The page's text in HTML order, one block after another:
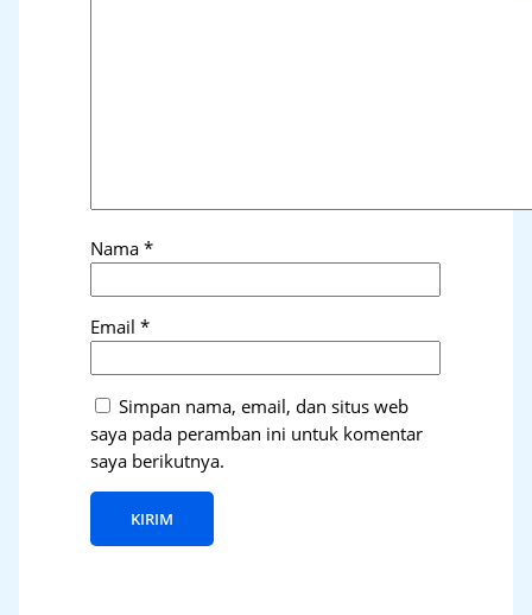
Nama*
Email*
Simpan nama, email, dan situs web
saya pada peramban ini untuk komentar
saya berikutnya.